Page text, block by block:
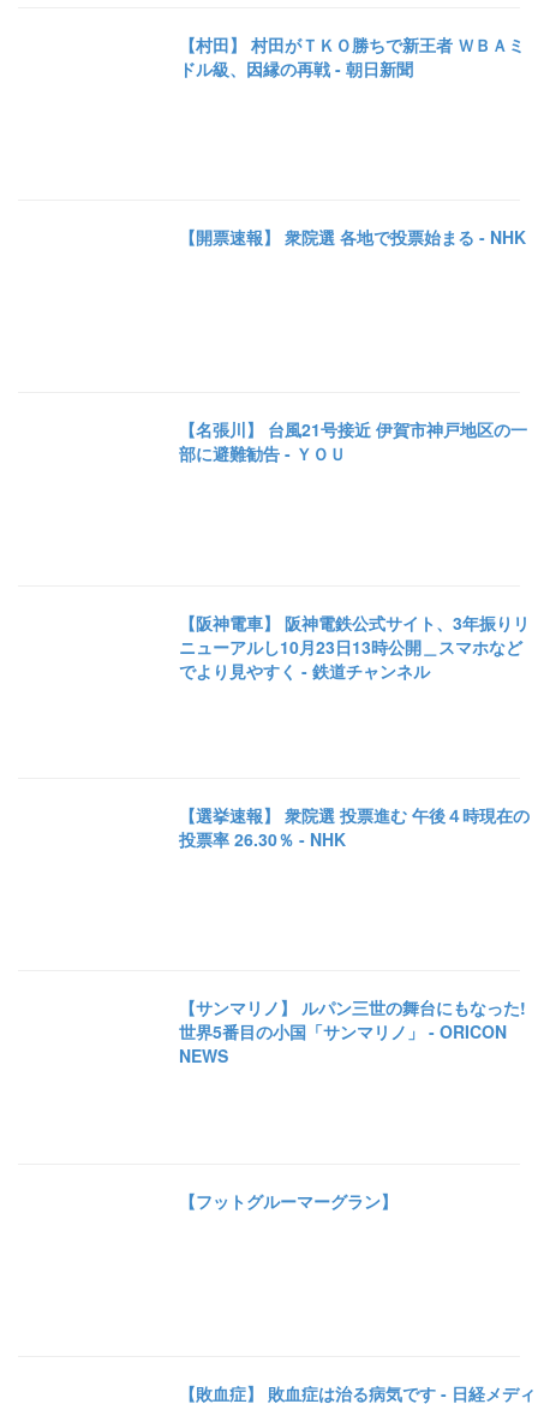
【村田】 村田がＴＫＯ勝ちで新王者 ＷＢＡミ
ドル級、因縁の再戦 - 朝日新聞
【開票速報】 衆院選 各地で投票始まる - NHK
【名張川】 台風21号接近 伊賀市神戸地区の一
部に避難勧告 - ＹＯＵ
【阪神電車】 阪神電鉄公式サイト、3年振りリ
ニューアルし10月23日13時公開＿スマホなど
でより見やすく - 鉄道チャンネル
【選挙速報】 衆院選 投票進む 午後４時現在の
投票率 26.30％ - NHK
【サンマリノ】 ルパン三世の舞台にもなった!
世界5番目の小国「サンマリノ」 - ORICON
NEWS
【フットグルーマーグラン】
【敗血症】 敗血症は治る病気です - 日経メディ